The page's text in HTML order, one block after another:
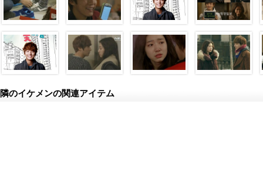
隣のイケメンの関連アイテム